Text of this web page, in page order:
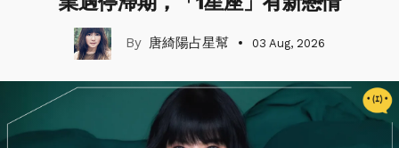
唐綺陽占星幫 03 Aug, 2026